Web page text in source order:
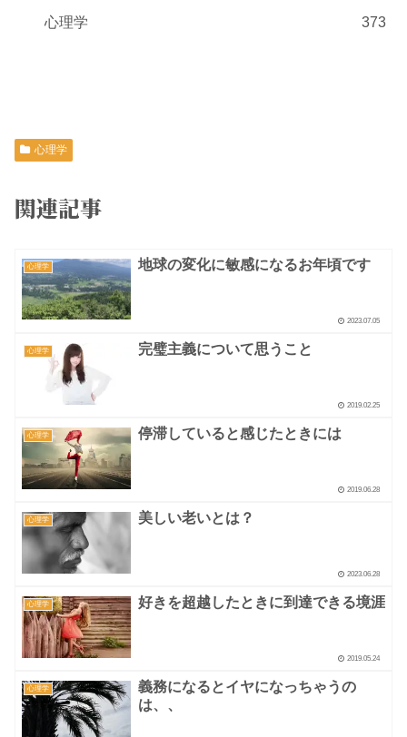
心理学 373
心理学
関連記事
心理学 地球の変化に敏感になるお年頃です
2023.07.05
心理学 完璧主義について思うこと
2019.02.25
心理学 停滞していると感じたときには
2019.06.28
心理学 美しい老いとは？
2023.06.28
心理学 好きを超越したときに到達できる境涯
2019.05.24
心理学
義務になるとイヤになっちゃうの
は、、